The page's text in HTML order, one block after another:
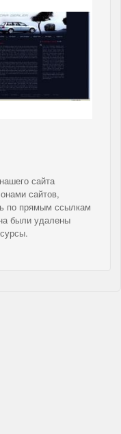
сайта
сайтов,
по прямым ссылкам
были удалены